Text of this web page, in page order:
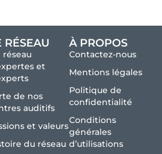
RÉSEAU
réseau
et
de nos
auditifs
et valeurs
du réseau
À PROPOS
Contactez-nous
Mentions légales
Politique de
confidentialité
Conditions
générales
d’utilisations